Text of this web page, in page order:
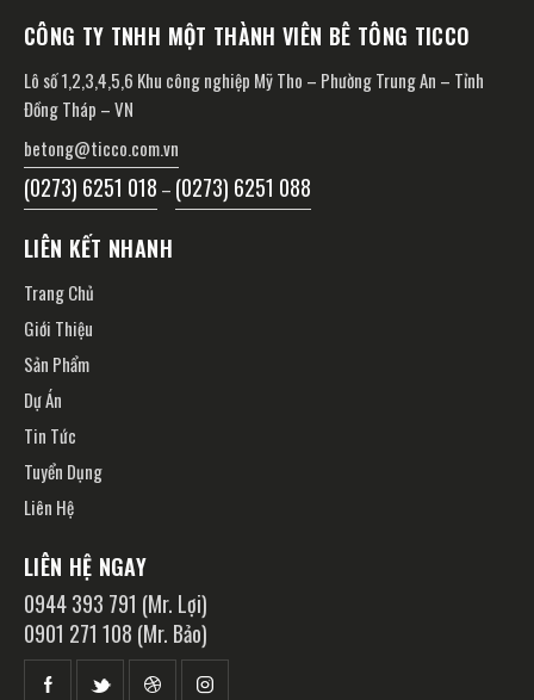
CÔNG TY TNHH MỘT THÀNH VIÊN BÊ TÔNG TICCO
Lô số 1,2,3,4,5,6 Khu công nghiệp Mỹ Tho – Phường Trung An – Tỉnh
Đồng Tháp – VN
betong@ticco.com.vn
(0273) 6251 018 – (0273) 6251 088
LIÊN KẾT NHANH
Trang Chủ
Giới Thiệu
Sản Phẩm
Dự Án
Tin Tức
Tuyển Dụng
Liên Hệ
LIÊN HỆ NGAY
0944 393 791 (Mr. Lợi)
0901 271 108 (Mr. Bảo)